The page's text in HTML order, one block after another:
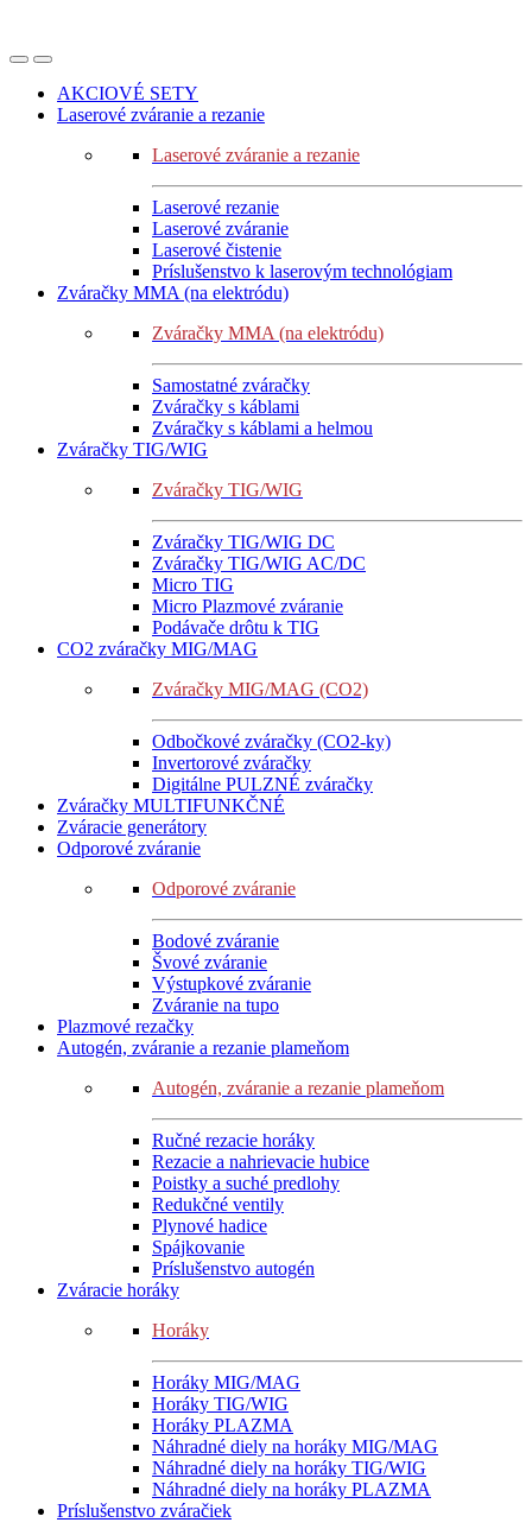
AKCIOVÉ SETY
Laserové zváranie a rezanie
Laserové zváranie a rezanie
Laserové rezanie
Laserové zváranie
Laserové čistenie
Príslušenstvo k laserovým technológiam
Zváračky MMA (na elektródu)
Zváračky MMA (na elektródu)
Samostatné zváračky
Zváračky s káblami
Zváračky s káblami a helmou
Zváračky TIG/WIG
Zváračky TIG/WIG
Zváračky TIG/WIG DC
Zváračky TIG/WIG AC/DC
Micro TIG
Micro Plazmové zváranie
Podávače drôtu k TIG
CO2 zváračky MIG/MAG
Zváračky MIG/MAG (CO2)
Odbočkové zváračky (CO2-ky)
Invertorové zváračky
Digitálne PULZNÉ zváračky
Zváračky MULTIFUNKČNÉ
Zváracie generátory
Odporové zváranie
Odporové zváranie
Bodové zváranie
Švové zváranie
Výstupkové zváranie
Zváranie na tupo
Plazmové rezačky
Autogén, zváranie a rezanie plameňom
Autogén, zváranie a rezanie plameňom
Ručné rezacie horáky
Rezacie a nahrievacie hubice
Poistky a suché predlohy
Redukčné ventily
Plynové hadice
Spájkovanie
Príslušenstvo autogén
Zváracie horáky
Horáky
Horáky MIG/MAG
Horáky TIG/WIG
Horáky PLAZMA
Náhradné diely na horáky MIG/MAG
Náhradné diely na horáky TIG/WIG
Náhradné diely na horáky PLAZMA
Príslušenstvo zváračiek